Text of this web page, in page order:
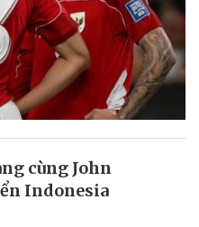
cùng John
Indonesia